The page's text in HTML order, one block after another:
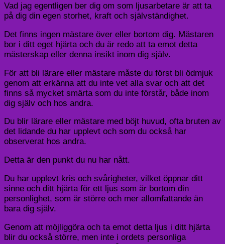
Vad jag egentligen ber dig om som ljusarbetare är att ta
på dig din egen storhet, kraft och självständighet.
Det finns ingen mästare över eller bortom dig. Mästaren
bor i ditt eget hjärta och du är redo att ta emot detta
mästerskap eller denna insikt inom dig själv.
För att bli lärare eller mästare måste du först bli ödmjuk
genom att erkänna att du inte vet alla svar och att det
finns så mycket smärta som du inte förstår, både inom
dig själv och hos andra.
Du blir lärare eller mästare med böjt huvud, ofta bruten av
det lidande du har upplevt och som du också har
observerat hos andra.
Detta är den punkt du nu har nått.
Du har upplevt kris och svårigheter, vilket öppnar ditt
sinne och ditt hjärta för ett ljus som är bortom din
personlighet, som är större och mer allomfattande än
bara dig själv.
Genom att möjliggöra och ta emot detta ljus i ditt hjärta
blir du också större, men inte i ordets personliga